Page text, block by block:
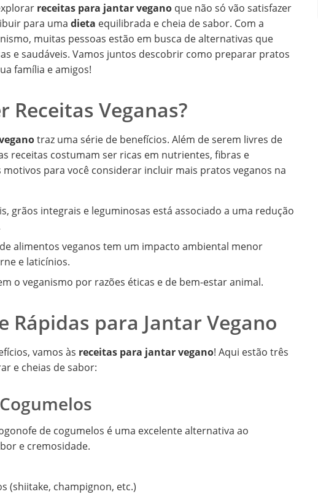
receitas para jantar vegano que não só vão satisfazer
para uma dieta equilibrada e cheia de sabor. Com a
muitas pessoas estão em busca de alternativas que
e saudáveis. Vamos juntos descobrir como preparar pratos
família e amigos!
Receitas Veganas?
traz uma série de benefícios. Além de serem livres de
receitas costumam ser ricas em nutrientes, fibras e
para você considerar incluir mais pratos veganos na
grãos integrais e leguminosas está associado a uma redução
alimentos veganos tem um impacto ambiental menor
e laticínios.
o veganismo por razões éticas e de bem-estar animal.
Rápidas para Jantar Vegano
vamos às receitas para jantar vegano! Aqui estão três
e cheias de sabor:
de cogumelos é uma excelente alternativa ao
e cremosidade.
(shiitake, champignon, etc.)